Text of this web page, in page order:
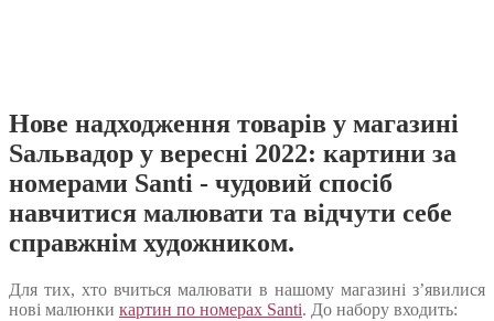
Нове надходження товарів у магазині
Sальвадор у вересні 2022: картини за
номерами Santi - чудовий спосіб
навчитися малювати та відчути себе
справжнім художником.
Для тих, хто вчиться малювати в нашому магазині з’явилися
нові малюнки картин по номерах Santi. До набору входить: